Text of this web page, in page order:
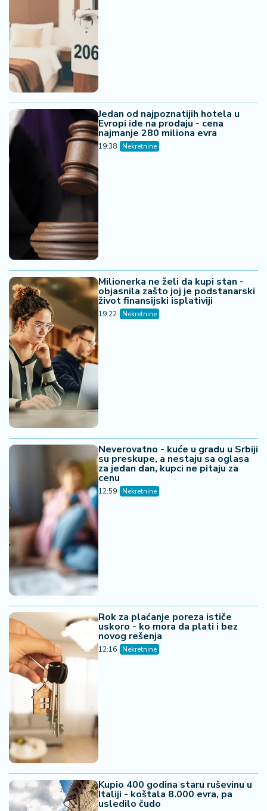
Jedan od najpoznatijih hotela u
Evropi ide na prodaju - cena
najmanje 280 miliona evra
19:38 Nekretnine
Milionerka ne želi da kupi stan -
objasnila zašto joj je podstanarski
život finansijski isplativiji
19:22 Nekretnine
Neverovatno - kuće u gradu u Srbiji
su preskupe, a nestaju sa oglasa
za jedan dan, kupci ne pitaju za
cenu
12:59 Nekretnine
Rok za plaćanje poreza ističe
uskoro - ko mora da plati i bez
novog rešenja
12:16 Nekretnine
Kupio 400 godina staru ruševinu u
Italiji - koštala 8.000 evra, pa
usledilo čudo